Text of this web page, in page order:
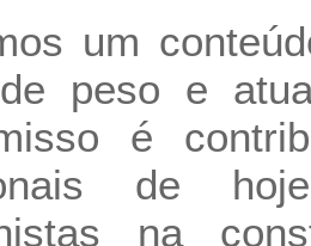
um
peso e
é
de
na